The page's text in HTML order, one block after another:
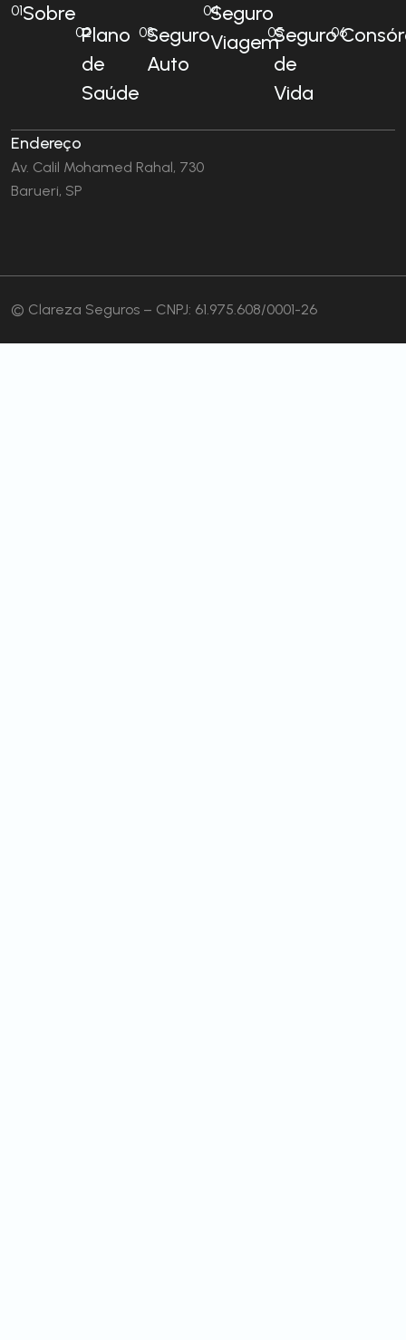
01Sobre
02Plano
de
Saúde
03Seguro
Auto
04Seguro
Viagem
05Seguro
de
Vida
06
Endereço
Av. Calil Mohamed Rahal, 730
Barueri, SP
© Clareza Seguros – CNPJ: 61.975.608/0001-26